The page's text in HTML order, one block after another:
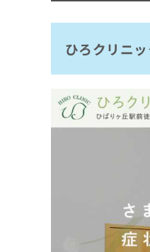
ひろクリニッ